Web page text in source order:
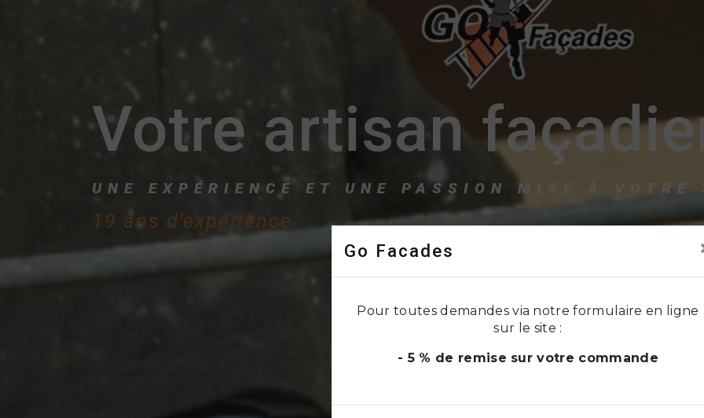
Go Facades
Pour toutes demandes via notre formulaire en ligne
sur le site :
- 5 % de remise sur votre commande
Votre artisan
UNE EXPÉRIENCE ET UNE PASSION MISE À VOTRE
19 ans d'expérience